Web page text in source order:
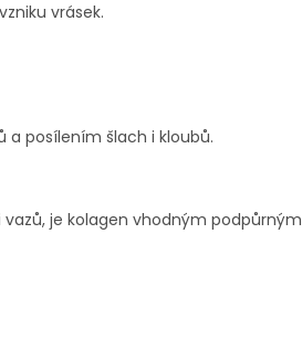
vrásek.
a posílením šlach i kloubů.
je kolagen vhodným podpůrným